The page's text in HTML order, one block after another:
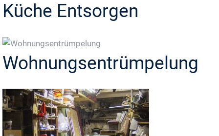
Küche Entsorgen
Wohnungsentrümpelung